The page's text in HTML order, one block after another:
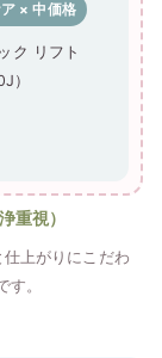
ア × 中価格
ク リフト
）
重視）
上がりにこだわ
。